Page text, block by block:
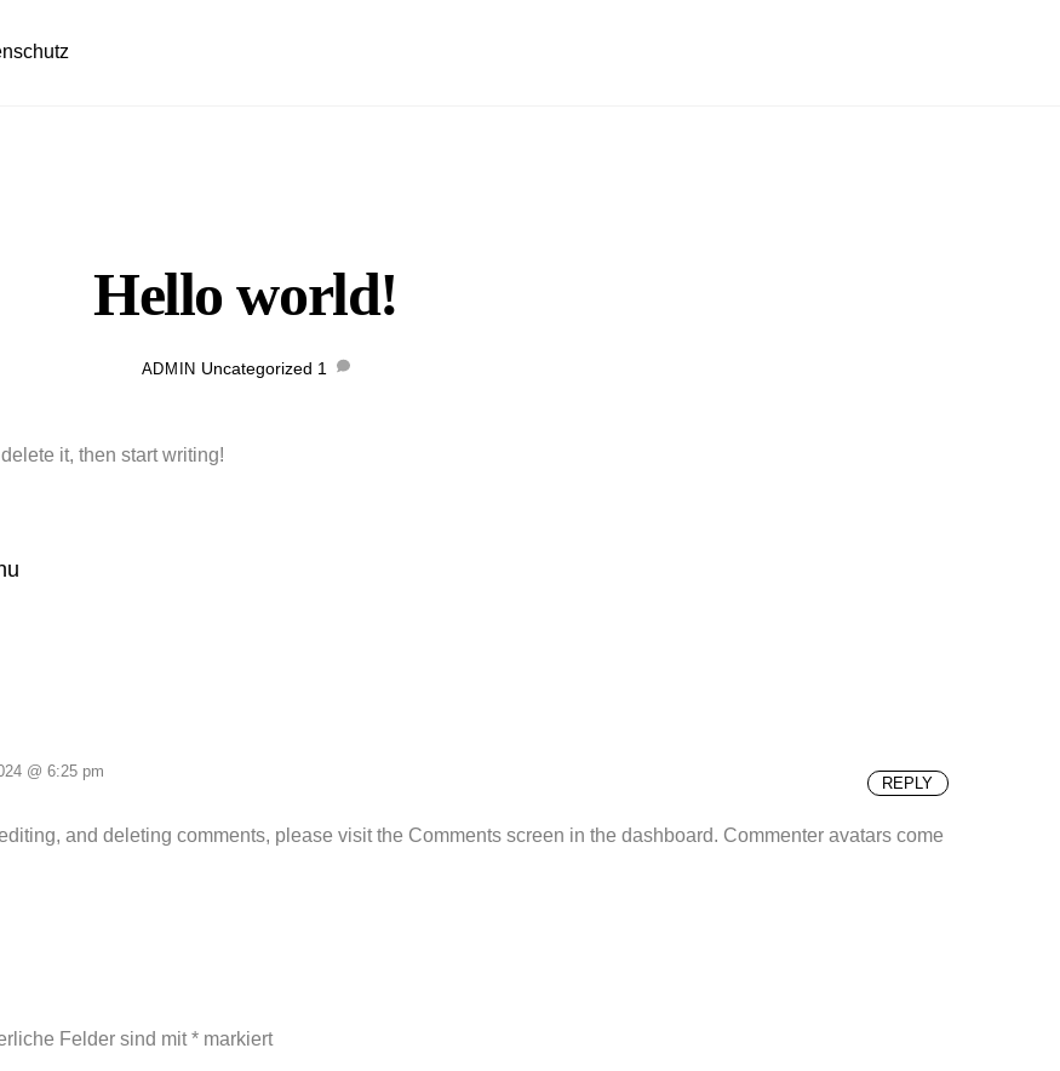
Hello world!
ADMIN Uncategorized 1
it, then start writing!
@ 6:25 pm
and deleting comments, please visit the Comments screen in the dashboard. Commenter avatars come
REPLY
Felder sind mit* markiert